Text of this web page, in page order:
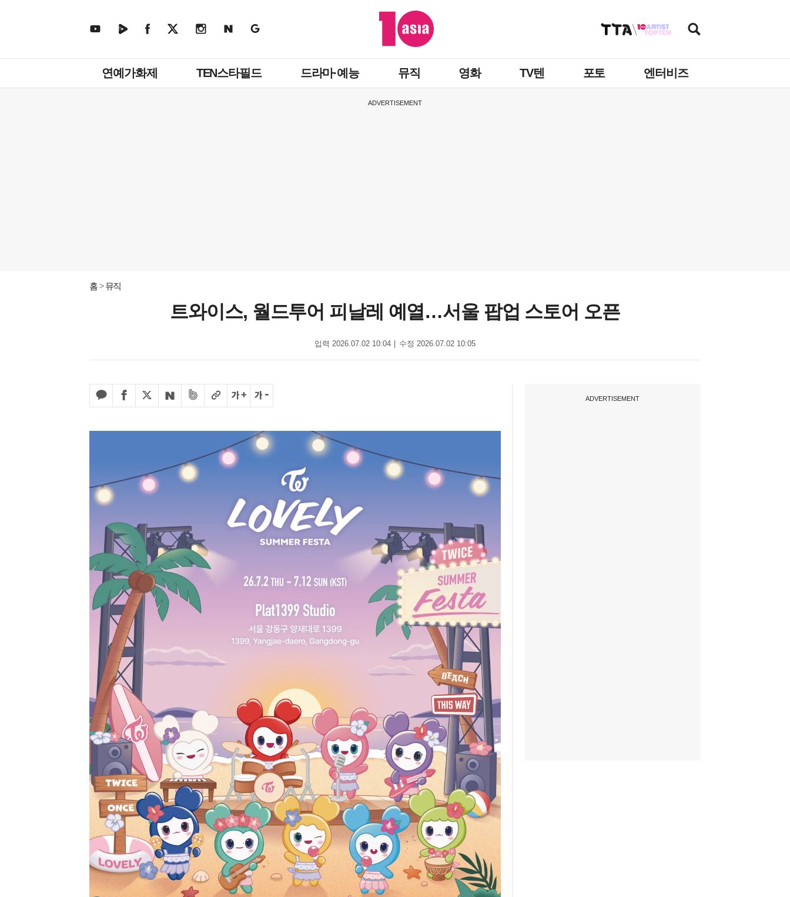
뉴
연예가화제 TEN스타필드 드라마·예능 뮤직 영화 TV텐 포토 엔터비즈
ADVERTISEMENT
홈 뮤직
트와이스, 월드투어 피날레 예열…서울 팝업 스토어 오픈
입력 2026.07.02 10:04 수정 2026.07.02 10:05
ADVERTISEMENT